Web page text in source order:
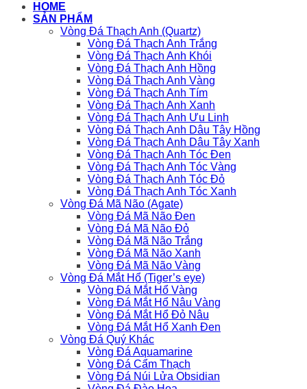
HOME
SẢN PHẨM
Vòng Đá Thạch Anh (Quartz)
Vòng Đá Thạch Anh Trắng
Vòng Đá Thạch Anh Khói
Vòng Đá Thạch Anh Hồng
Vòng Đá Thạch Anh Vàng
Vòng Đá Thạch Anh Tím
Vòng Đá Thạch Anh Xanh
Vòng Đá Thạch Anh Ưu Linh
Vòng Đá Thạch Anh Dâu Tây Hồng
Vòng Đá Thạch Anh Dâu Tây Xanh
Vòng Đá Thạch Anh Tóc Đen
Vòng Đá Thạch Anh Tóc Vàng
Vòng Đá Thạch Anh Tóc Đỏ
Vòng Đá Thạch Anh Tóc Xanh
Vòng Đá Mã Não (Agate)
Vòng Đá Mã Não Đen
Vòng Đá Mã Não Đỏ
Vòng Đá Mã Não Trắng
Vòng Đá Mã Não Xanh
Vòng Đá Mã Não Vàng
Vòng Đá Mắt Hổ (Tiger’s eye)
Vòng Đá Mắt Hổ Vàng
Vòng Đá Mắt Hổ Nâu Vàng
Vòng Đá Mắt Hổ Đỏ Nâu
Vòng Đá Mắt Hổ Xanh Đen
Vòng Đá Quý Khác
Vòng Đá Aquamarine
Vòng Đá Cẩm Thạch
Vòng Đá Núi Lửa Obsidian